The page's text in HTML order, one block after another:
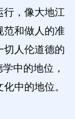
行，像大地江
范和做人的准
切人伦道德的
中的地位，
中的地位。